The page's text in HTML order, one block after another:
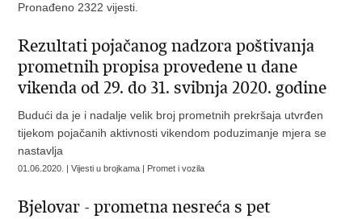
Pronađeno 2322 vijesti.
Rezultati pojačanog nadzora poštivanja
prometnih propisa provedene u dane
vikenda od 29. do 31. svibnja 2020. godine
Budući da je i nadalje velik broj prometnih prekršaja utvrđen
tijekom pojačanih aktivnosti vikendom poduzimanje mjera se
nastavlja
01.06.2020. | Vijesti u brojkama | Promet i vozila
Bjelovar - prometna nesreća s pet